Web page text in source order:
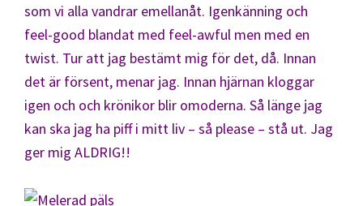
som vi alla vandrar emellanåt. Igenkänning och
feel-good blandat med feel-awful men med en
twist. Tur att jag bestämt mig för det, då. Innan
det är försent, menar jag. Innan hjärnan kloggar
igen och och krönikor blir omoderna. Så länge jag
kan ska jag ha piff i mitt liv – så please – stå ut. Jag
ger mig ALDRIG!!